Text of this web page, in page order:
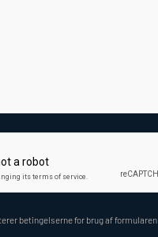
betingelserne for brug af formularen